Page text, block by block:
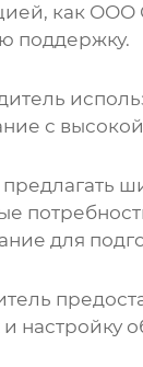
как ООО
поддержку.
с
для
настройку